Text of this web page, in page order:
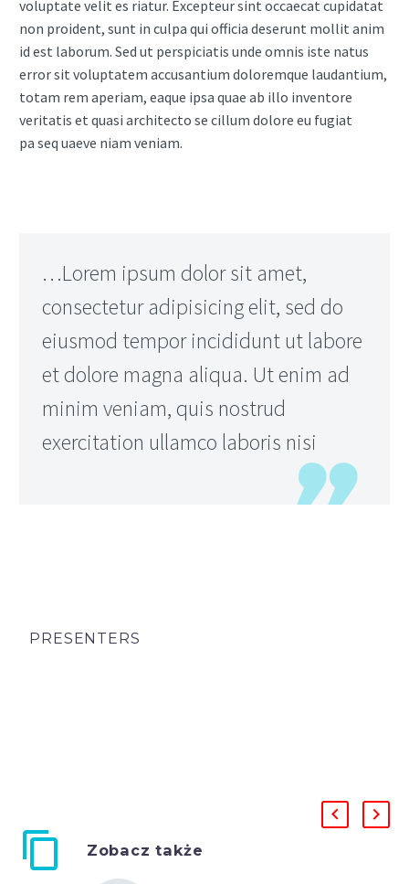
voluptate velit es riatur. Excepteur sint occaecat cupidatat
non proident, sunt in culpa qui officia deserunt mollit anim
id est laborum. Sed ut perspiciatis unde omnis iste natus
error sit voluptatem accusantium doloremque laudantium,
totam rem aperiam, eaque ipsa quae ab illo inventore
veritatis et quasi architecto se cillum dolore eu fugiat
pa seq uaeve niam veniam.
…Lorem ipsum dolor sit amet,
consectetur adipisicing elit, sed do
eiusmod tempor incididunt ut labore
et dolore magna aliqua. Ut enim ad
minim veniam, quis nostrud
exercitation ullamco laboris nisi
PRESENTERS
Zobacz także